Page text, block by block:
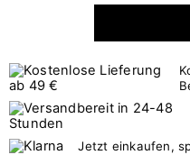
Jetzt einkaufen,